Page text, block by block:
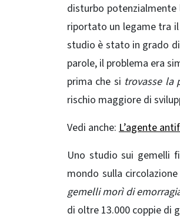
disturbo
riportato un legame tra
studio è stato in grado
parole, il problema era
prima che si trovasse la
rischio maggiore di
Vedi anche: L’agente
Uno studio sui gemelli
mondo sulla
gemelli morì di
di oltre 13.000 coppie di